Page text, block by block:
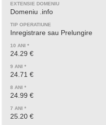
Domeniu .info
Inregistrare sau Prelungire
24.29 €
24.71 €
24.99 €
25.20 €